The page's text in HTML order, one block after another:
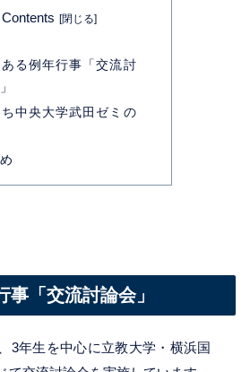
Contents
ある例年行事「交流討
中央大学武田ゼミの
事「交流討論会」
3年生を中心に立教大学・横浜国